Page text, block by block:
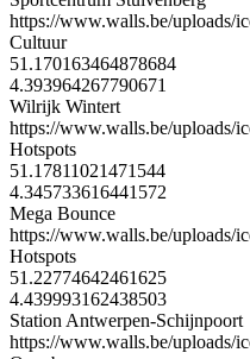
https://www.walls.be/uploads/
Cultuur
51.170163464878684
4.393964267790671
Wilrijk Wintert
https://www.walls.be/uploads/
Hotspots
51.17811021471544
4.345733616441572
Mega Bounce
https://www.walls.be/uploads/
Hotspots
51.22774642461625
4.439993162438503
Station Antwerpen-Schijnpoort
https://www.walls.be/uploads/